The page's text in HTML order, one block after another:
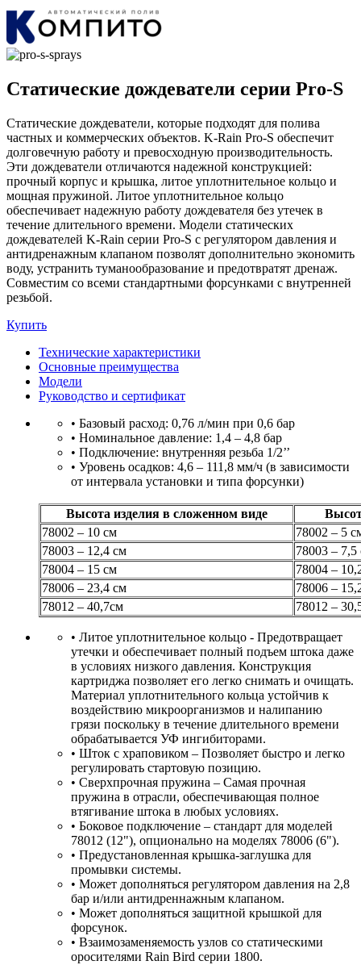
Статические дождеватели серии Pro-S
Статические дождеватели, которые подходят для полива
частных и коммерческих объектов. K-Rain Pro-S обеспечит
долговечную работу и превосходную производительность.
Эти дождеватели отличаются надежной конструкцией:
прочный корпус и крышка, литое уплотнительное кольцо и
мощная пружиной. Литое уплотнительное кольцо
обеспечивает надежную работу дождевателя без утечек в
течение длительного времени. Модели статических
дождевателей K-Rain серии Pro-S с регулятором давления и
антидренажным клапаном позволят дополнительно экономить
воду, устранить туманообразование и предотвратят дренаж.
Совместим со всеми стандартными форсунками с внутренней
резьбой.
Купить
Технические характеристики
Основные преимущества
Модели
Руководство и сертификат
• Базовый расход: 0,76 л/мин при 0,6 бар
• Номинальное давление: 1,4 – 4,8 бар
• Подключение: внутренняя резьба 1/2’’
• Уровень осадков: 4,6 – 111,8 мм/ч (в зависимости
от интервала установки и типа форсунки)
Высота изделия в сложенном виде
78002 – 10 см
78002 – 5
78003 – 12,4 см
78003 –
78004 – 15 см
78004 –
78006 – 23,4 см
78006 –
78012 – 40,7см
78012 –
• Литое уплотнительное кольцо - Предотвращает
утечки и обеспечивает полный подъем штока даже
в условиях низкого давления. Конструкция
картриджа позволяет его легко снимать и очищать.
Материал уплотнительного кольца устойчив к
воздействию микроорганизмов и налипанию
грязи поскольку в течение длительного времени
обрабатывается УФ ингибиторами.
• Шток с храповиком – Позволяет быстро и легко
регулировать стартовую позицию.
• Сверхпрочная пружина – Самая прочная
пружина в отрасли, обеспечивающая полное
втягивание штока в любых условиях.
• Боковое подключение – стандарт для моделей
78012 (12"), опционально на моделях 78006 (6").
• Предустановленная крышка-заглушка для
промывки системы.
• Может дополняться регулятором давления на 2,8
бар и/или антидреннажным клапаном.
• Может дополняться защитной крышкой для
форсунок.
• Взаимозаменяемость узлов со статическими
оросителями Rain Bird серии 1800.